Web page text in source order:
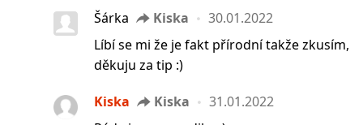
Šárka
Kiska
30.01.2022
Líbí se mi že je fakt přírodní takže zkusím,
děkuju za tip :)
Kiska Kiska
31.01.2022